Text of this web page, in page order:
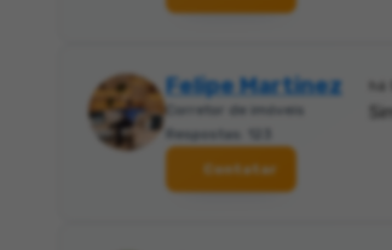
Felipe Martinez
Corretor de imóveis
Respostas: 123
Contatar